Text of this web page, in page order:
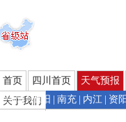
首页 四川首页
天气预报
关于我们
绵阳 | 德阳 南充 内江 资